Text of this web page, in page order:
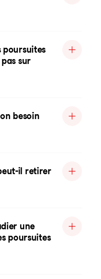
poursuites
sur
besoin
il retirer
une
poursuites